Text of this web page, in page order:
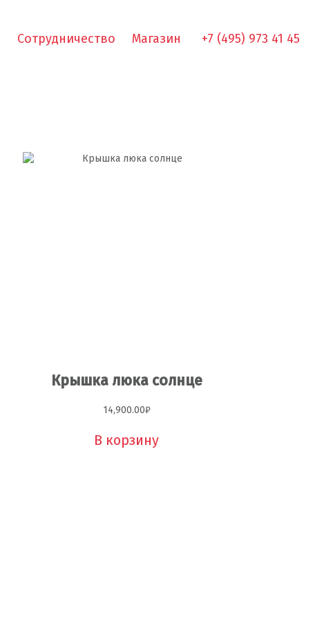
Сотрудничество Магазин +7 (495) 973 41 45
Крышка люка солнце
14,900.00₽
В корзину